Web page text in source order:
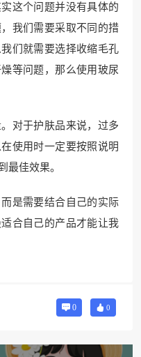
这个问题并没有具体的
我们需要采取不同的措
们就需要选择收缩毛孔
等问题，那么使用玻尿
对于护肤品来说，过多
使用时一定要按照说明
最佳效果。
是需要结合自己的实际
合自己的产品才能让我
0 0